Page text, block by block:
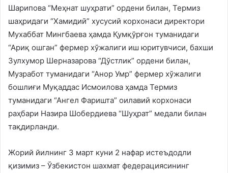
Шарипова “Меҳнат шуҳрати” ордени билан, Термиз
шаҳридаги “Хамидий” хусусий корхонаси директори
Мухаббат Мингбаева ҳамда Қумқўрғон туманидаги
“Ариқ ошган” фермер хўжалиги иш юритувчиси, бахши
Зулхумор Шерназарова “Дўстлик” ордени билан,
Музработ туманидаги “Анор Умр” фермер хўжалиги
бошлиғи Муқаддас Исмоилова ҳамда Термиз
туманидаги “Ангел Фаришта” оилавий корхонаси
раҳбари Назира Шобердиева “Шуҳрат” медали билан
тақдирланди.
Жорий йилнинг 3 март куни 2 нафар истеъдодли
қизимиз – Ўзбекистон шахмат федерациясининг